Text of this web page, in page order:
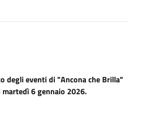
degli eventi di "Ancona che Brilla"
6 gennaio 2026.